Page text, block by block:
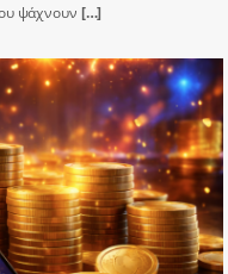
ψάχνουν […]